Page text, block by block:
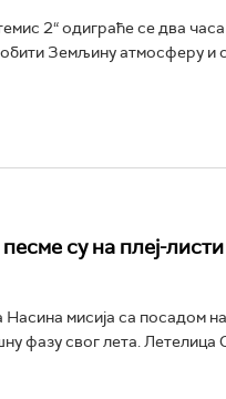
2“ одиграће се два
Земљину атмосферу и
су на плеј-
мисија са посадом
фазу свог лета. Летелица